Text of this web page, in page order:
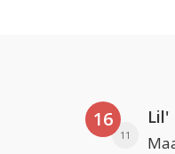
16
11
Lil'